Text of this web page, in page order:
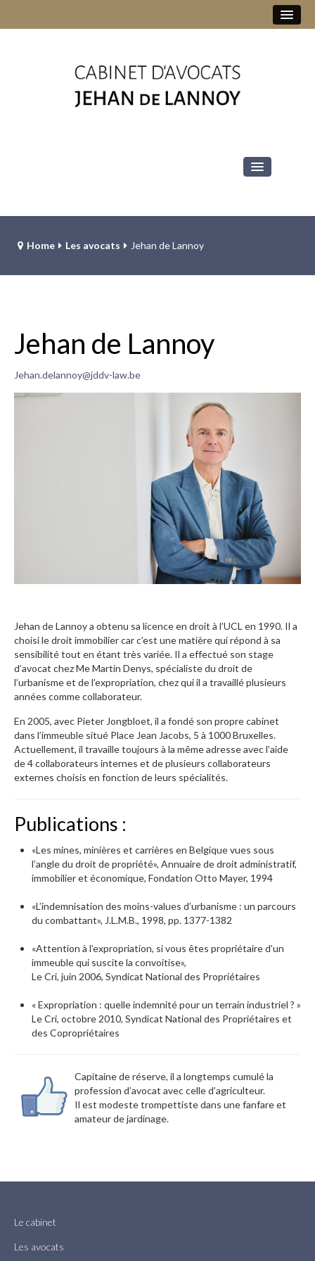
jehan.delannoy@jddv-law.be
Jehan de Lannoy
Diana-Alexandra Ilioaia
Madeleine Delloye
Taxes & amendes administratives
Logement touristique
Responsabilité pouvoirs publics
Copropriété & troubles de voisinage
Servitudes
Urbanisme & environnement
Vente
Succession & partage
Code de la Route
Contact
Le secrétariat - Nancy
Home Les avocats Jehan de Lannoy
Jehan de Lannoy
Jehan.delannoy@jddv-law.be
Jehan de Lannoy a obtenu sa licence en droit à l’UCL en 1990. Il a
choisi le droit immobilier car c’est une matière qui répond à sa
sensibilité tout en étant très variée. Il a effectué son stage
d’avocat chez Me Martin Denys, spécialiste du droit de
l’urbanisme et de l’expropriation, chez qui il a travaillé plusieurs
années comme collaborateur.
En 2005, avec Pieter Jongbloet, il a fondé son propre cabinet
dans l’immeuble situé Place Jean Jacobs, 5 à 1000 Bruxelles.
Actuellement, il travaille toujours à la même adresse avec l’aide
de 4 collaborateurs internes et de plusieurs collaborateurs
externes choisis en fonction de leurs spécialités.
Publications :
«Les mines, minières et carrières en Belgique vues sous
l’angle du droit de propriété», Annuaire de droit administratif,
immobilier et économique, Fondation Otto Mayer, 1994
«L’indemnisation des moins-values d’urbanisme : un parcours
du combattant», J.L.M.B., 1998, pp. 1377-1382
«Attention à l’expropriation, si vous êtes propriétaire d’un
immeuble qui suscite la convoitise»,
Le Cri, juin 2006, Syndicat National des Propriétaires
« Expropriation : quelle indemnité pour un terrain industriel ? »
Le Cri, octobre 2010, Syndicat National des Propriétaires et
des Copropriétaires
Capitaine de réserve, il a longtemps cumulé la
profession d’avocat avec celle d’agriculteur.
Il est modeste trompettiste dans une fanfare et
amateur de jardinage.
Le cabinet
Les avocats